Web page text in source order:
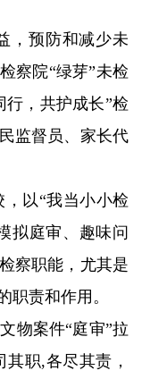
，预防和减少未
察院“绿芽”未检
行，共护成长”检
监督员、家长代
，以“我当小小检
拟庭审、趣味问
察职能，尤其是
职责和作用。
物案件“庭审”拉
职,各尽其责，